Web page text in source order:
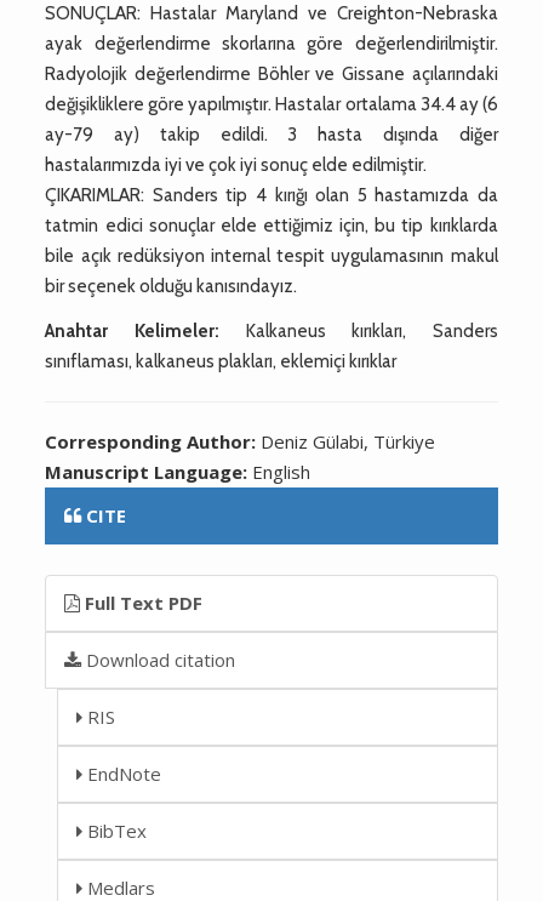
SONUÇLAR: Hastalar Maryland ve Creighton-Nebraska
ayak değerlendirme skorlarına göre değerlendirilmiştir.
Radyolojik değerlendirme Böhler ve Gissane açılarındaki
değişikliklere göre yapılmıştır. Hastalar ortalama 34.4 ay (6
ay-79 ay) takip edildi. 3 hasta dışında diğer
hastalarımızda iyi ve çok iyi sonuç elde edilmiştir.
ÇIKARIMLAR: Sanders tip 4 kırığı olan 5 hastamızda da
tatmin edici sonuçlar elde ettiğimiz için, bu tip kırıklarda
bile açık redüksiyon internal tespit uygulamasının makul
bir seçenek olduğu kanısındayız.
Anahtar Kelimeler: Kalkaneus kırıkları, Sanders
sınıflaması, kalkaneus plakları, eklemiçi kırıklar
Corresponding Author: Deniz Gülabi, Türkiye
Manuscript Language: English
CITE
Full Text PDF
Download citation
RIS
EndNote
BibTex
Medlars